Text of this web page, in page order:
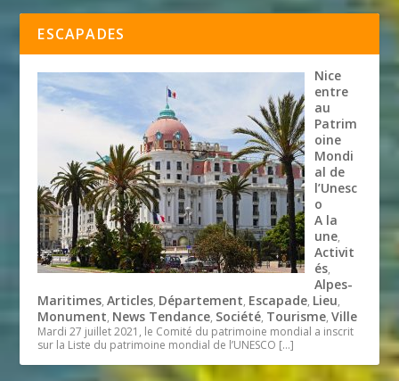
ESCAPADES
Nice
entre
au
Patrim
oine
Mondi
al de
l’Unesc
o
A la
une,
Activit
és,
Alpes-
Maritimes,Articles, Département, Escapade, Lieu,
Monument, News Tendance, Société, Tourisme,Ville
Mardi 27 juillet 2021, le Comité du patrimoine mondial a inscrit
sur la Liste du patrimoine mondial de l’UNESCO […]